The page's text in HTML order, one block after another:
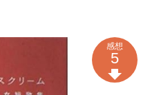
感想
5